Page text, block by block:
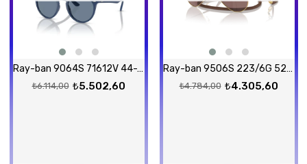
Ray-ban 9064S 71612V 44-19 Güneş Gözlüğü
₺5.502,60
₺6.114,00
Ray-ban 9506S 223/6G 52-14 Güneş Gözlüğü
₺4.305,60
₺4.784,00